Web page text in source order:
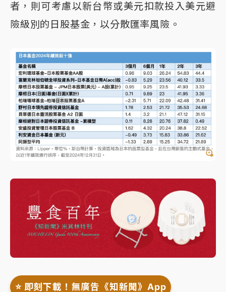
者，則可考慮以新台幣或美元扣款投入美元避
險級別的日股基金，以分散匯率風險。
⭐️ 即刻下載！無廣告《知新聞》App